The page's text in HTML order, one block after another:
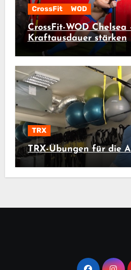
CrossFit WOD
CrossFit-WOD Chelsea
Kraftausdauer stärken
TRX
TRX-Übungen für die